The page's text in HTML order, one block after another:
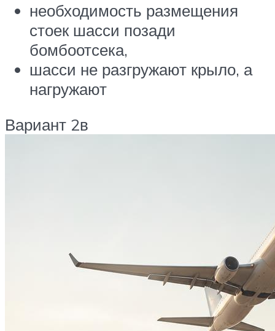
необходимость размещения
стоек шасси позади
бомбоотсека,
шасси не разгружают крыло, а
нагружают
Вариант 2в